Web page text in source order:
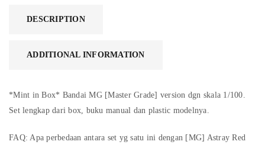
DESCRIPTION
ADDITIONAL INFORMATION
*Mint in Box* Bandai MG [Master Grade] version dgn skala 1/100.
Set lengkap dari box, buku manual dan plastic modelnya.
FAQ: Apa perbedaan antara set yg satu ini dengan [MG] Astray Red